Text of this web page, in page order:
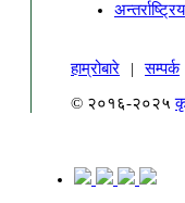
हाम्रोबारे |
सम्पर्क
© २०१६-२०२५